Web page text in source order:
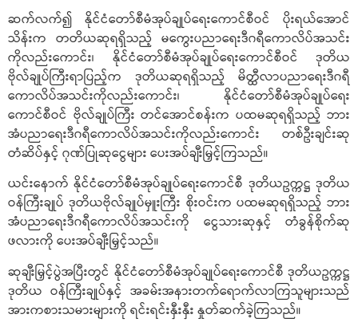
ဆက်လက်၍ နိုင်ငံတော်စီမံအုပ်ချုပ်ရေးကောင်စီဝင် ပိုးရယ်အောင်
သိန်းက တတိယဆုရရှိသည့် မကွေးပညာရေးဒီဂရီကောလိပ်အသင်း
ကိုလည်းကောင်း၊ နိုင်ငံတော်စီမံအုပ်ချုပ်ရေးကောင်စီဝင် ဒုတိယ
ဗိုလ်ချုပ်ကြီးရာပြည့်က ဒုတိယဆုရရှိသည့် မိတ္ထီလာပညာရေးဒီဂရီ
ကောလိပ်အသင်းကိုလည်းကောင်း၊ နိုင်ငံတော်စီမံအုပ်ချုပ်ရေး
ကောင်စီဝင် ဗိုလ်ချုပ်ကြီး တင်အောင်စန်းက ပထမဆုရရှိသည့် ဘား
အံပညာရေးဒီဂရီကောလိပ်အသင်းကိုလည်းကောင်း တစ်ဦးချင်းဆု
တံဆိပ်နှင့် ဂုဏ်ပြုဆုငွေများ ပေးအပ်ချီးမြှင့်ကြသည်။
ယင်းနောက် နိုင်ငံတော်စီမံအုပ်ချုပ်ရေးကောင်စီ ဒုတိယဥက္ကဋ္ဌ ဒုတိယ
ဝန်ကြီးချုပ် ဒုတိယဗိုလ်ချုပ်မှူးကြီး စိုးဝင်းက ပထမဆုရရှိသည့် ဘား
အံပညာရေးဒီဂရီကောလိပ်အသင်းကို ငွေသားဆုနှင့် တံခွန်စိုက်ဆု
ဖလားကို ပေးအပ်ချီးမြှင့်သည်။
ဆုချီးမြှင့်ပွဲအပြီးတွင် နိုင်ငံတော်စီမံအုပ်ချုပ်ရေးကောင်စီ ဒုတိယဥက္ကဋ္ဌ
ဒုတိယ ဝန်ကြီးချုပ်နှင့် အခမ်းအနားတက်ရောက်လာကြသူများသည်
အားကစားသမားများကို ရင်းရင်းနှီးနှီး နှုတ်ဆက်ခဲ့ကြသည်။